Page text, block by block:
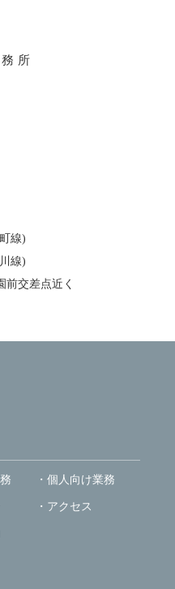
所
線)
線)
前交差点近く
個人向け業務
アクセス